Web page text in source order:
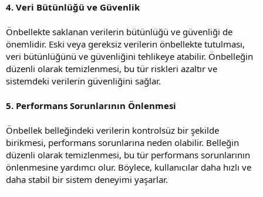
4. Veri Bütünlüğü ve Güvenlik
Önbellekte saklanan verilerin bütünlüğü ve güvenliği de
önemlidir. Eski veya gereksiz verilerin önbellekte tutulması,
veri bütünlüğünü ve güvenliğini tehlikeye atabilir. Önbelleğin
düzenli olarak temizlenmesi, bu tür riskleri azaltır ve
sistemdeki verilerin güvenliğini sağlar.
5. Performans Sorunlarının Önlenmesi
Önbellek belleğindeki verilerin kontrolsüz bir şekilde
birikmesi, performans sorunlarına neden olabilir. Belleğin
düzenli olarak temizlenmesi, bu tür performans sorunlarının
önlenmesine yardımcı olur. Böylece, kullanıcılar daha hızlı ve
daha stabil bir sistem deneyimi yaşarlar.